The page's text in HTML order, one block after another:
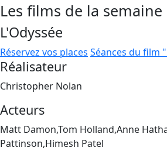
Les films de la semaine
L'Odyssée
Réservez vos places Séances du film
Réalisateur
Christopher Nolan
Acteurs
Matt Damon,Tom Holland,Anne
Pattinson,Himesh Patel